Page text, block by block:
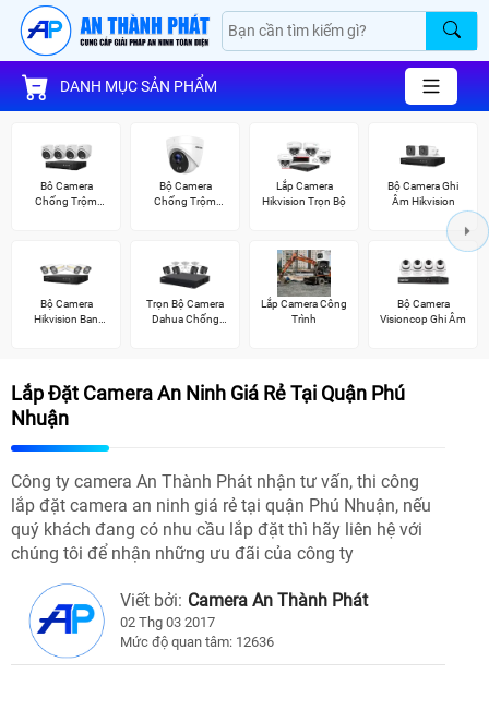
DANH MỤC SẢN PHẨM
Bô Camera
Chống Trộm
Bộ Camera
Chống Trộm
Lắp Camera
Hikvision Trọn Bộ
Bộ Camera Ghi
Âm Hikvision
Bộ Camera
Hikvision Ban
Trọn Bộ Camera
Dahua Chống
Lắp Camera Công
Trình
Bộ Camera
Visioncop Ghi Âm
Lắp Đặt Camera An Ninh Giá Rẻ Tại Quận Phú
Nhuận
Công ty camera An Thành Phát nhận tư vấn, thi công
lắp đặt camera an ninh giá rẻ tại quận Phú Nhuận, nếu
quý khách đang có nhu cầu lắp đặt thì hãy liên hệ với
chúng tôi để nhận những ưu đãi của công ty
Viết bởi: Camera An Thành Phát
02 Thg 03 2017
Mức độ quan tâm: 12636